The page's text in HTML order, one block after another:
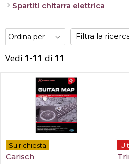
Spartiti chitarra elettrica
Filtra la
Vedi 1-11 di 11
Su richiesta
Carisch